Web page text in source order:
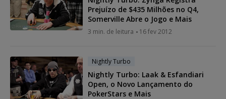
Prejuízo de $435 Milhões no Q4,
Somerville Abre o Jogo e Mais
3 min. de leitura 16 fev 2012
Nightly Turbo
Nightly Turbo: Laak & Esfandiari
Open, o Novo Lançamento do
PokerStars e Mais